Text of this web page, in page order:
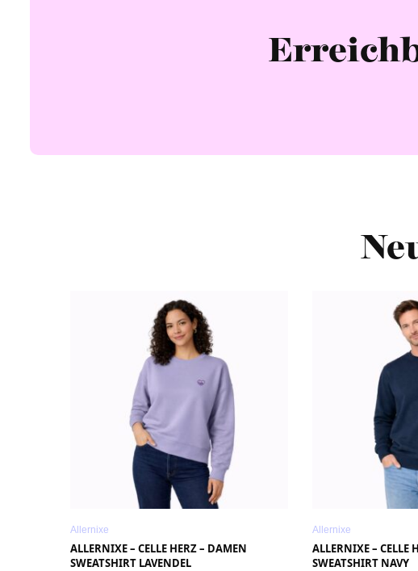
Allernixe
ALLERNIXE – CELLE HERZ – DAMEN
SWEATSHIRT LAVENDEL
Allernixe
ALLERNIXE – CELLE
SWEATSHIRT NAVY